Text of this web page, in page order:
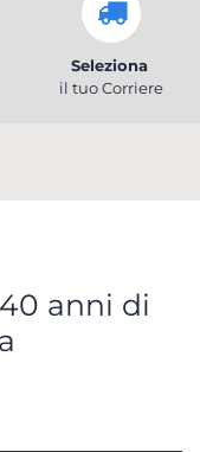
Seleziona
il tuo Corriere
40 anni di
dedicato